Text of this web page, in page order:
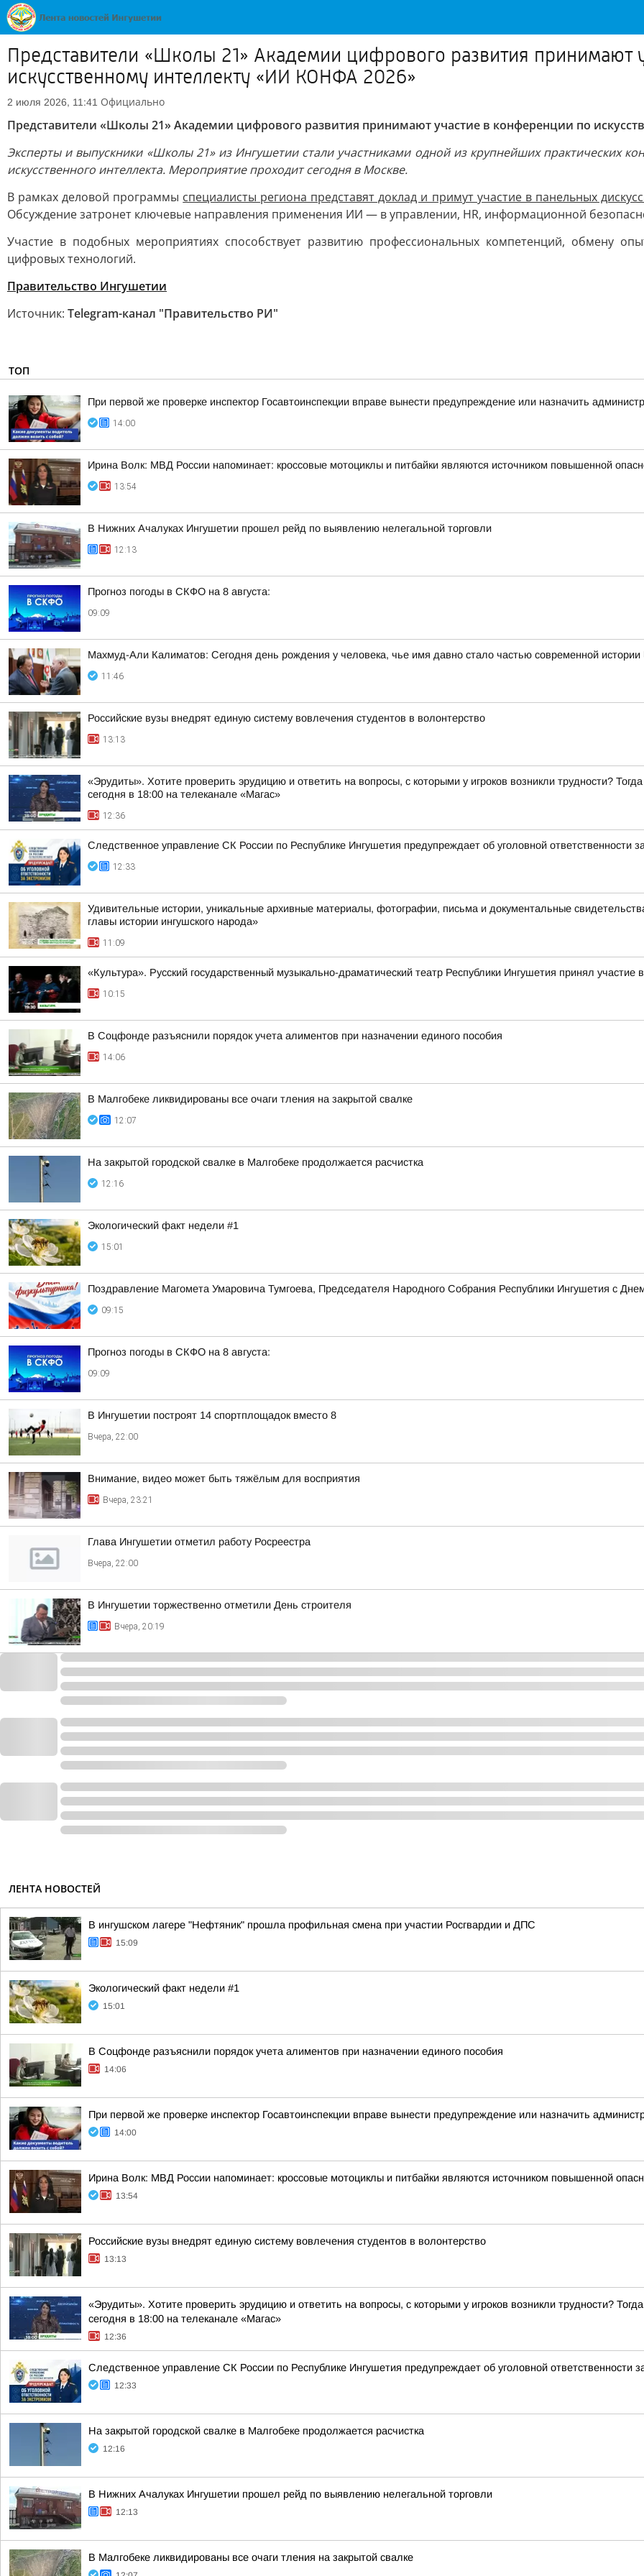
Представители «Школы 21» Академии цифрового развития принимают
искусственному интеллекту «ИИ КОНФА 2026»
2 июля 2026, 11:41 Официально
Представители «Школы 21» Академии цифрового развития принимают участие в конференции по
Эксперты и выпускники «Школы 21» из Ингушетии стали участниками одной из крупнейших практических
искусственного интеллекта. Мероприятие проходит сегодня в Москве.
В рамках деловой программы специалисты региона представят доклад и примут участие в панельных
Обсуждение затронет ключевые направления применения ИИ — в управлении, HR, информационной
Участие в подобных мероприятиях способствует развитию профессиональных компетенций, обмену
цифровых технологий.
Правительство Ингушетии
Источник: Telegram-канал "Правительство РИ"
ТОП
При первой же проверке инспектор Госавтоинспекции вправе вынести предупреждение или назначить
14:00
Ирина Волк: МВД России напоминает: кроссовые мотоциклы и питбайки являются источником повышенной
13:54
В Нижних Ачалуках Ингушетии прошел рейд по выявлению нелегальной торговли
12:13
Прогноз погоды в СКФО на 8 августа:
09:09
Махмуд-Али Калиматов: Сегодня день рождения у человека, чье имя давно стало частью современной
11:46
Российские вузы внедрят единую систему вовлечения студентов в волонтерство
13:13
«Эрудиты». Хотите проверить эрудицию и ответить на вопросы, с которыми у игроков возникли трудности?
сегодня в 18:00 на телеканале «Магас»
12:36
Следственное управление СК России по Республике Ингушетия предупреждает об уголовной ответственности
12:33
Удивительные истории, уникальные архивные материалы, фотографии, письма и документальные
главы истории ингушского народа»
11:09
«Культура». Русский государственный музыкально-драматический театр Республики Ингушетия принял
10:15
В Соцфонде разъяснили порядок учета алиментов при назначении единого пособия
14:06
В Малгобеке ликвидированы все очаги тления на закрытой свалке
12:07
На закрытой городской свалке в Малгобеке продолжается расчистка
12:16
Экологический факт недели #1
15:01
Поздравление Магомета Умаровича Тумгоева, Председателя Народного Собрания Республики Ингушетия с
09:15
Прогноз погоды в СКФО на 8 августа:
09:09
В Ингушетии построят 14 спортплощадок вместо 8
Вчера, 22:00
Внимание, видео может быть тяжёлым для восприятия
Вчера, 23:21
Глава Ингушетии отметил работу Росреестра
Вчера, 22:00
В Ингушетии торжественно отметили День строителя
Вчера, 20:19
ЛЕНТА НОВОСТЕЙ
В ингушском лагере "Нефтяник" прошла профильная смена при участии Росгвардии и ДПС
15:09
Экологический факт недели #1
15:01
В Соцфонде разъяснили порядок учета алиментов при назначении единого пособия
14:06
При первой же проверке инспектор Госавтоинспекции вправе вынести предупреждение или назначить
14:00
Ирина Волк: МВД России напоминает: кроссовые мотоциклы и питбайки являются источником повышенной
13:54
Российские вузы внедрят единую систему вовлечения студентов в волонтерство
13:13
«Эрудиты». Хотите проверить эрудицию и ответить на вопросы, с которыми у игроков возникли трудности?
сегодня в 18:00 на телеканале «Магас»
12:36
Следственное управление СК России по Республике Ингушетия предупреждает об уголовной ответственности
12:33
На закрытой городской свалке в Малгобеке продолжается расчистка
12:16
В Нижних Ачалуках Ингушетии прошел рейд по выявлению нелегальной торговли
12:13
В Малгобеке ликвидированы все очаги тления на закрытой свалке